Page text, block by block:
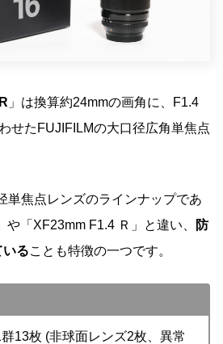
」は換算約24mmの画角に、F1.4
せたFUJIFILMの大口径広角単焦点
単焦点レンズのラインナップであ
や「XF23mm F1.4 Ｒ」と違い、
防
いることも特徴の一つです。
13枚 (非球面レンズ2枚、異常